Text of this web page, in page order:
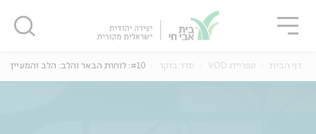
דף הבית ספריית VOD סדר בוקר #10: לוחות הבאר והלב: הלב והמעיין
סגור